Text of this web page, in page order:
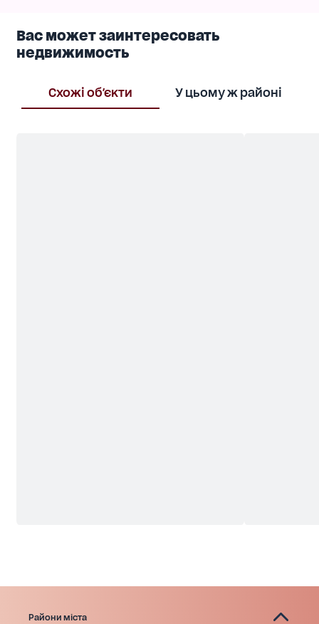
Вас может заинтересовать
недвижимость
Схожі об'єкти У цьому ж районі
Райони міста